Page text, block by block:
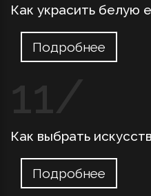
Как украсить белую
Подробнее
Как выбрать
Подробнее